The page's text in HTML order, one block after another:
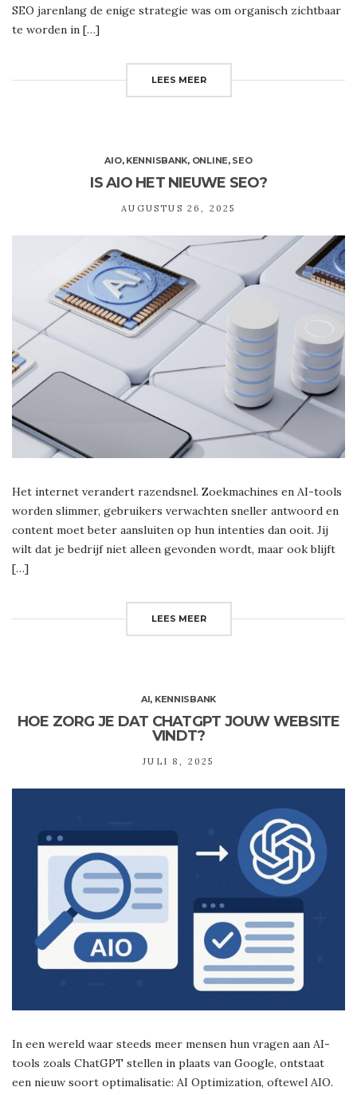
SEO jarenlang de enige strategie was om organisch zichtbaar
te worden in […]
LEES MEER
AIO, KENNISBANK, ONLINE, SEO
IS AIO HET NIEUWE SEO?
AUGUSTUS 26, 2025
Het internet verandert razendsnel. Zoekmachines en AI-tools
worden slimmer, gebruikers verwachten sneller antwoord en
content moet beter aansluiten op hun intenties dan ooit. Jij
wilt dat je bedrijf niet alleen gevonden wordt, maar ook blijft
[…]
LEES MEER
AI, KENNISBANK
HOE ZORG JE DAT CHATGPT JOUW WEBSITE
VINDT?
JULI 8, 2025
In een wereld waar steeds meer mensen hun vragen aan AI-
tools zoals ChatGPT stellen in plaats van Google, ontstaat
een nieuw soort optimalisatie: AI Optimization, oftewel AIO.